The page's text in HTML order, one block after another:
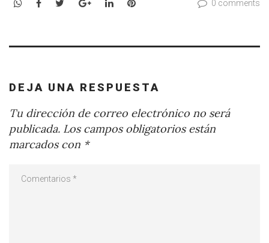
0 comments
DEJA UNA RESPUESTA
Tu dirección de correo electrónico no será
publicada. Los campos obligatorios están
marcados con *